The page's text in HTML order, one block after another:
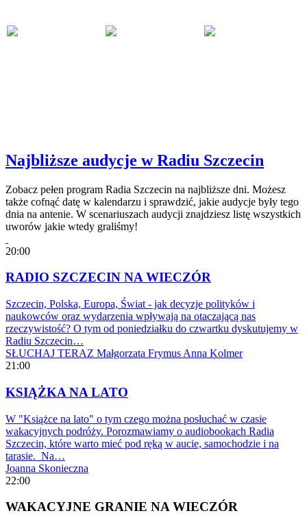
Najbliższe audycje w Radiu Szczecin
Zobacz pełen program Radia Szczecin na najbliższe dni. Możesz
także cofnąć datę w kalendarzu i sprawdzić, jakie audycje były tego
dnia na antenie. W scenariuszach audycji znajdziesz listę wszystkich
uworów jakie wtedy graliśmy!
20:00
RADIO SZCZECIN NA WIECZÓR
Szczecin, Polska, Europa, Świat - jak decyzje polityków i
naukowców oraz wydarzenia wpływają na otaczającą nas
rzeczywistość? O tym od poniedziałku do czwartku dyskutujemy w
Radiu Szczecin…
SŁUCHAJ TERAZ Małgorzata Frymus Anna Kolmer
21:00
KSIĄŻKA NA LATO
W "Książce na lato" o tym czego można posłuchać w czasie
wakacyjnych podróży. Porozmawiamy o audiobookach Radia
Szczecin, które warto mieć pod ręką w aucie, samochodzie i na
tarasie. Na…
Joanna Skonieczna
22:00
WAKACYJNE GRANIE NA WIECZÓR